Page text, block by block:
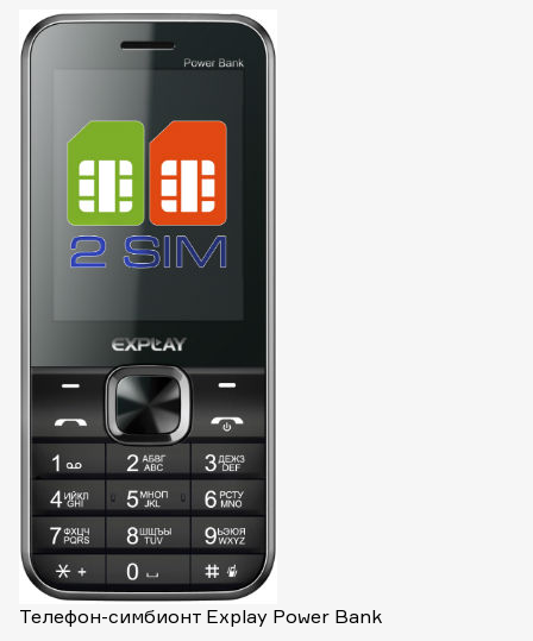
Телефон-симбионт Explay Power Bank